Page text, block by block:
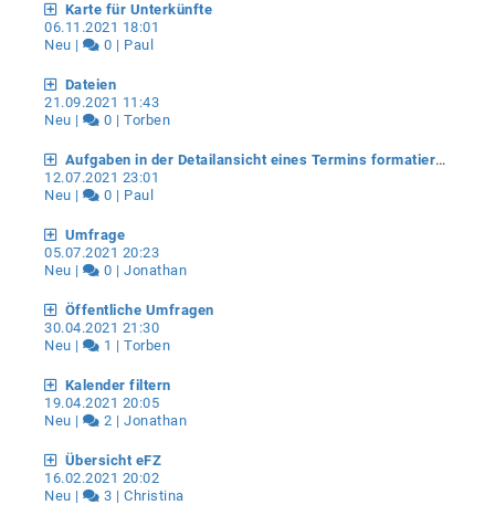
Karte für Unterkünfte
06.11.2021 18:01
Neu |
0 | Paul
Dateien
21.09.2021 11:43
Neu |
0 | Torben
Aufgaben in der Detailansicht eines Termins formatieren / sortieren
12.07.2021 23:01
Neu |
0 | Paul
Umfrage
05.07.2021 20:23
Neu |
0 | Jonathan
Öffentliche Umfragen
30.04.2021 21:30
Neu |
1 | Torben
Kalender filtern
19.04.2021 20:05
Neu |
2 | Jonathan
Übersicht eFZ
16.02.2021 20:02
Neu |
3 | Christina